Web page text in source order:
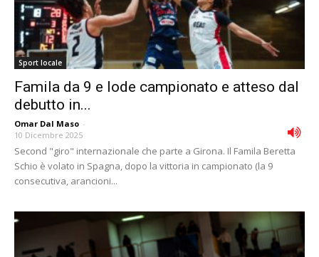
Sport locale
Famila da 9 e lode campionato e atteso dal
debutto in...
Omar Dal Maso -
10 Dicembre 2025
Second "giro" internazionale che parte a Girona. Il Famila Beretta
Schio è volato in Spagna, dopo la vittoria in campionato (la 9
consecutiva, arancioni...